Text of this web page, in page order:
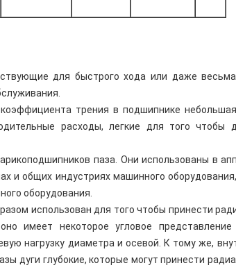
для быстрого хода или даже
трения в подшипнике
расходы, легкие для того чтобы
паза. Они использованы в
и общих индустриях машинного
оборудования.
использован для того чтобы принести
имеет некоторое угловое представление
нагрузку диаметра и осевой. К тому же,
дуги глубокие, которые могут принести